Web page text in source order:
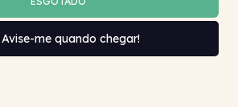
Avise-me quando chegar!